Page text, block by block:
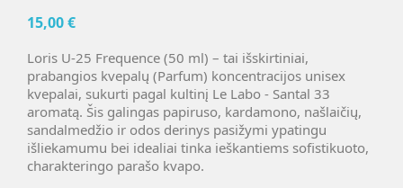
15,00 €
Loris U-25 Frequence (50 ml) – tai išskirtiniai,
prabangios kvepalų (Parfum) koncentracijos unisex
kvepalai, sukurti pagal kultinį Le Labo - Santal 33
aromatą. Šis galingas papiruso, kardamono, našlaičių,
sandalmedžio ir odos derinys pasižymi ypatingu
išliekamumu bei idealiai tinka ieškantiems sofistikuoto,
charakteringo parašo kvapo.